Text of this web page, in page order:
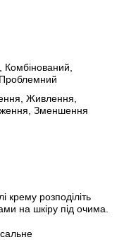
Живлення,
Зменшення
крему розподіліть
на шкіру під очима.